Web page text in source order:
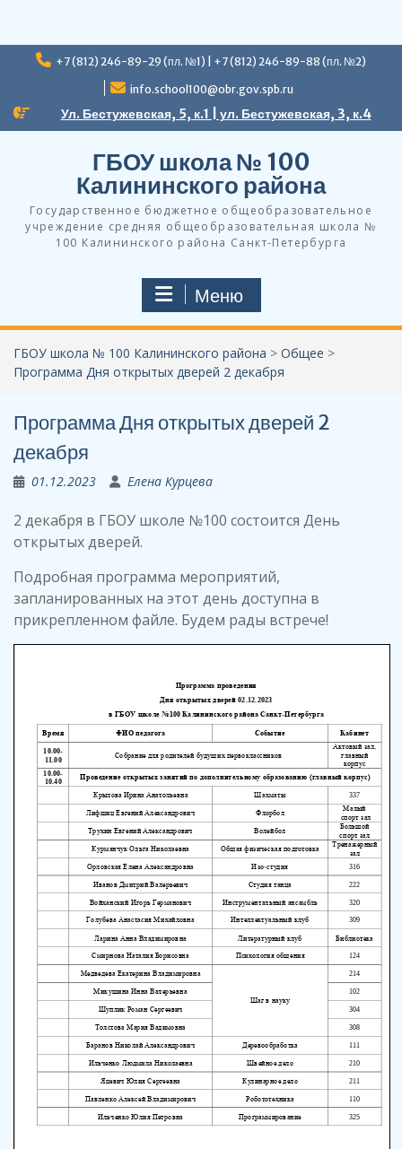
Перейти
+7 (812) 246-89-29 (пл. №1) | +7 (812) 246-89-88 (пл. №2)
info.school100@obr.gov.spb.ru
Ул. Бестужевская, 5, к.1 | ул. Бестужевская, 3, к.4
ГБОУ школа № 100
Калининского района
Государственное бюджетное общеобразовательное
учреждение средняя общеобразовательная школа №
100 Калининского района Санкт-Петербурга
Меню
ГБОУ школа № 100 Калининского района > Общее >
Программа Дня открытых дверей 2 декабря
Программа Дня открытых дверей 2
декабря
01.12.2023 Елена Курцева
2 декабря в ГБОУ школе №100 состоится День
открытых дверей.
Подробная программа мероприятий,
запланированных на этот день доступна в
прикрепленном файле. Будем рады встрече!